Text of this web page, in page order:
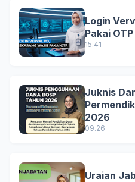
Login
Pakai OTP
15.41
Juknis
2026
09.26
Uraian